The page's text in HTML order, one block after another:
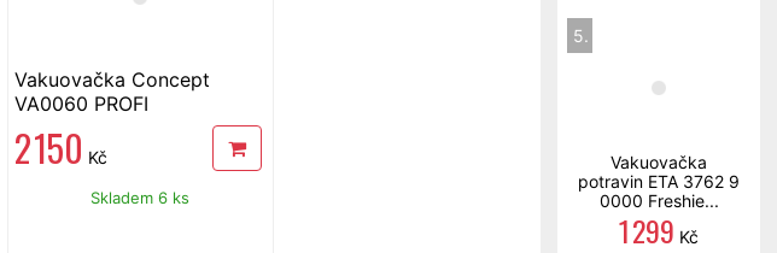
Vakuovačka Concept
VA0060 PROFI
2 150 Kč
Skladem 6 ks
5.
Vakuovačka
potravin ETA 3762 9
0000 Freshie...
1 299 Kč